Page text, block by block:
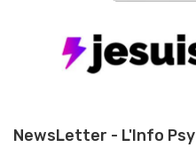
NewsLetter - L'Info Psy